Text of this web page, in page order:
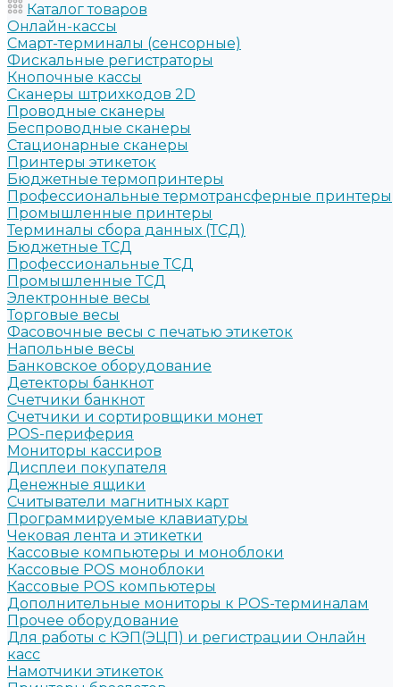
Каталог товаров
Онлайн-кассы
Смарт-терминалы (сенсорные)
Фискальные регистраторы
Кнопочные кассы
Сканеры штрихкодов 2D
Проводные сканеры
Беспроводные сканеры
Стационарные сканеры
Принтеры этикеток
Бюджетные термопринтеры
Профессиональные термотрансферные принтеры
Промышленные принтеры
Терминалы сбора данных (ТСД)
Бюджетные ТСД
Профессиональные ТСД
Промышленные ТСД
Электронные весы
Торговые весы
Фасовочные весы с печатью этикеток
Напольные весы
Банковское оборудование
Детекторы банкнот
Счетчики банкнот
Счетчики и сортировщики монет
POS-периферия
Мониторы кассиров
Дисплеи покупателя
Денежные ящики
Считыватели магнитных карт
Программируемые клавиатуры
Чековая лента и этикетки
Кассовые компьютеры и моноблоки
Кассовые POS моноблоки
Кассовые POS компьютеры
Дополнительные мониторы к POS-терминалам
Прочее оборудование
Для работы с КЭП(ЭЦП) и регистрации Онлайн
касс
Намотчики этикеток